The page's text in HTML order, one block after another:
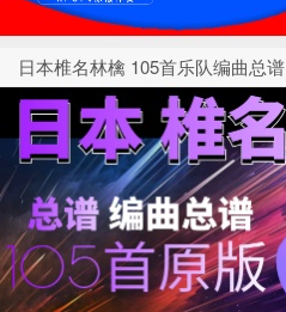
日本椎名林檎 105首乐队编曲总谱